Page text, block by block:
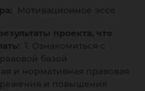
Мотивационное эссе
проекта, что
1. Ознакомиться с
базой
и нормативная правовая
и повышения